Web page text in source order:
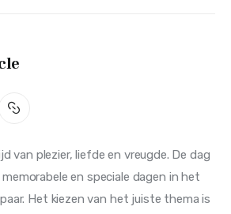
van plezier, liefde en vreugde. De dag
en speciale dagen in het
Het kiezen van het juiste thema is